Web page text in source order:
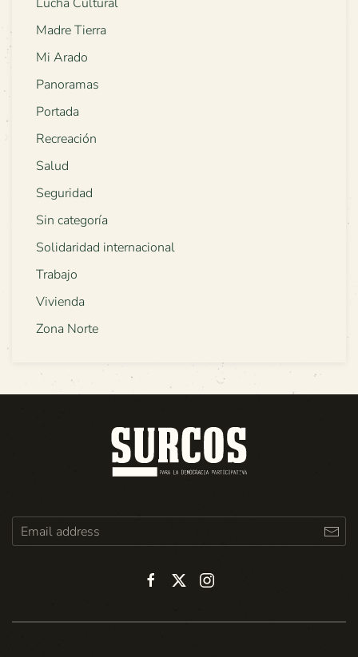
Madre Tierra
Mi Arado
Panoramas
Portada
Recreación
Salud
Seguridad
Sin categoría
Solidaridad internacional
Trabajo
Vivienda
Zona Norte